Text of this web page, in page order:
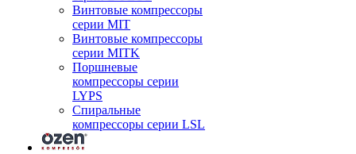
Винтовые компрессоры
серии MIT
Винтовые компрессоры
серии MITK
Поршневые
компрессоры серии
LYPS
Спиральные
компрессоры серии LSL